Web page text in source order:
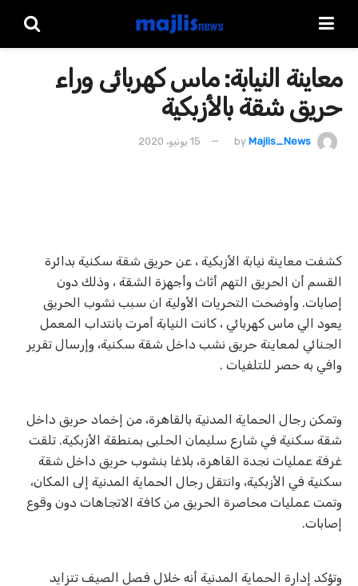
معاينة النيابة: ماس كهربائى وراء
حريق شقة بالأزبكية
by Majlis_News 15 يونيو، 2020
كشفت معاينة نيابة الأزبكية ، عن حريق شقة سكنية بدائرة
القسم أن الحريق التهم أثاث وأجهزة الشقة ، وذلك دون
إصابات. وأوضحت التحريات الأولية ان سبب نشوب الحريق
يعود الي ماس كهربائي ، كانت النيابة أمرت بانتداب المعمل
الجنائي لمعاينة حريق نشب داخل شقة سكنية، وإرسال تقرير
وافي به حصر للتلفيات .
وتمكن رجال الحماية المدنية بالقاهرة، من إخماد حريق داخل
شقة سكنية في شارع سليمان الحلبى بمنطقة الأزبكية. تلقت
غرفة عمليات نجدة القاهرة، بلاغا بنشوب حريق داخل شقة
سكنية في الأزبكية، وانتقل رجال الحماية المدنية إلى المكان،
وتمت عمليات محاصرة الحريق من كافة الاتجاهات دون وقوع
إصابات.
وتؤكد إدارة الحماية المدنية أنه خلال فصل الصيف تتزايد